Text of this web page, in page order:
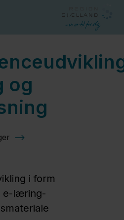
og
i form
e-læring-